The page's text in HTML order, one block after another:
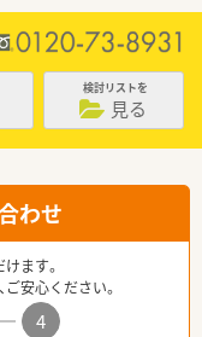
検討リストを
見る
わせ
ます。
安心ください。
4